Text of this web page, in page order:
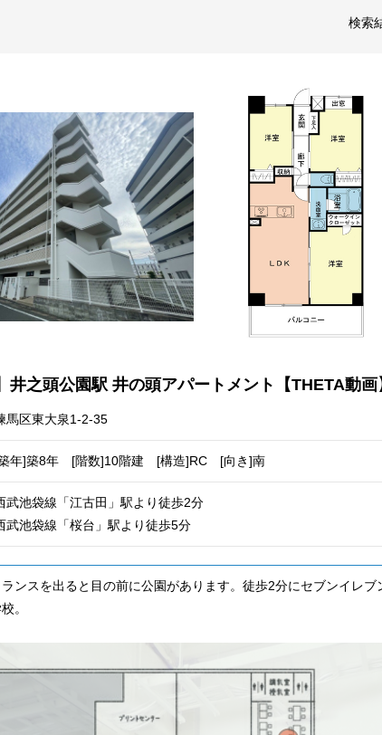
検索
井之頭公園駅 井の頭アパートメント【THETA動画
馬区東大泉1-2-35
年]築8年 [階数]10階建 [構造]RC [向き]南
武池袋線「江古田」駅より徒歩2分
武池袋線「桜台」駅より徒歩5分
ンスを出ると目の前に公園があります。徒歩2分にセブンイレ
。